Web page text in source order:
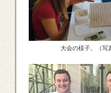
大会の様子。（写